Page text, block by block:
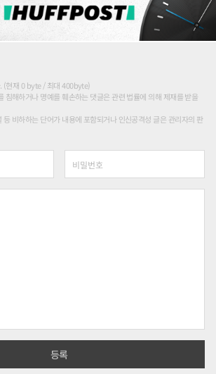
(현재 0 byte / 최대 400byte)
침해하거나 명예를 훼손하는 댓글은 관련 법률에 의해 제재를 받을
등 비하하는 단어가 내용에 포함되거나 인신공격성 글은 관리자의 판